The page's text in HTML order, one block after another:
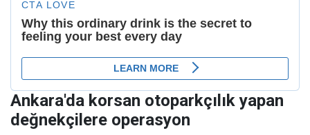
Ankara'da korsan otoparkçılık yapan
değnekçilere operasyon